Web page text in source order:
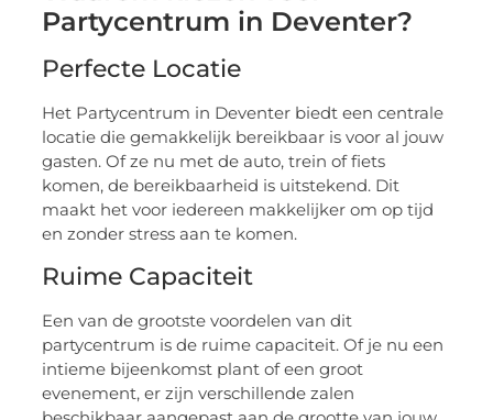
Partycentrum in Deventer?
Perfecte Locatie
Het Partycentrum in Deventer biedt een centrale
locatie die gemakkelijk bereikbaar is voor al jouw
gasten. Of ze nu met de auto, trein of fiets
komen, de bereikbaarheid is uitstekend. Dit
maakt het voor iedereen makkelijker om op tijd
en zonder stress aan te komen.
Ruime Capaciteit
Een van de grootste voordelen van dit
partycentrum is de ruime capaciteit. Of je nu een
intieme bijeenkomst plant of een groot
evenement, er zijn verschillende zalen